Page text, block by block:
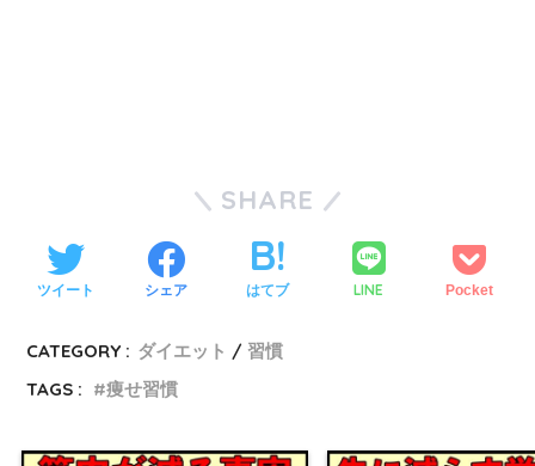
SHARE
ツイート シェア はてブ LINE Pocket
CATEGORY : ダイエット
習慣
TAGS :
痩せ習慣